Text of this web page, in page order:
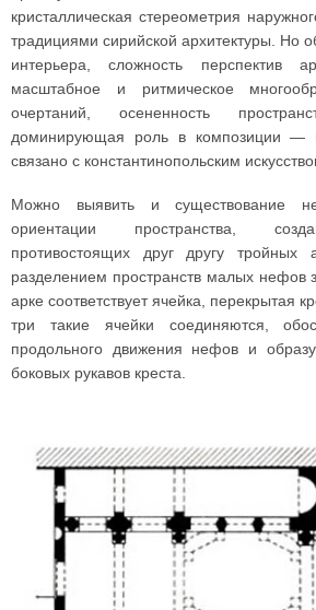
кристаллическая стереометрия
традициями сирийской архитектуры. Но
интерьера, сложность перспектив
масштабное и ритмическое
очертаний, осененность
доминирующая роль в композиции —
связано с константинопольским
Можно выявить и существование
ориентации пространства,
противостоящих друг другу тройных
разделением пространств малых нефов
арке соответствует ячейка, перекрытая
три такие ячейки соединяются,
продольного движения нефов и
боковых рукавов креста.